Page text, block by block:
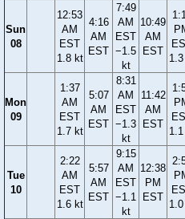
Sun
08
12:53
AM
EST
1.8 kt
4:16
AM
EST
7:49
AM
EST
−1.5
kt
10:49
AM
EST
Mon
09
1:37
AM
EST
1.7 kt
5:07
AM
EST
8:31
AM
EST
−1.3
kt
11:42
AM
EST
Tue
10
2:22
AM
EST
1.6 kt
5:57
AM
EST
9:15
AM
EST
−1.1
kt
12:38
PM
EST